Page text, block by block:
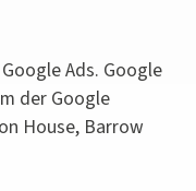
Ads. Google
der Google
House, Barrow